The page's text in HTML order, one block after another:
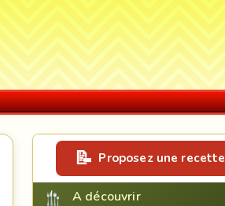
Proposez une recette
A découvrir